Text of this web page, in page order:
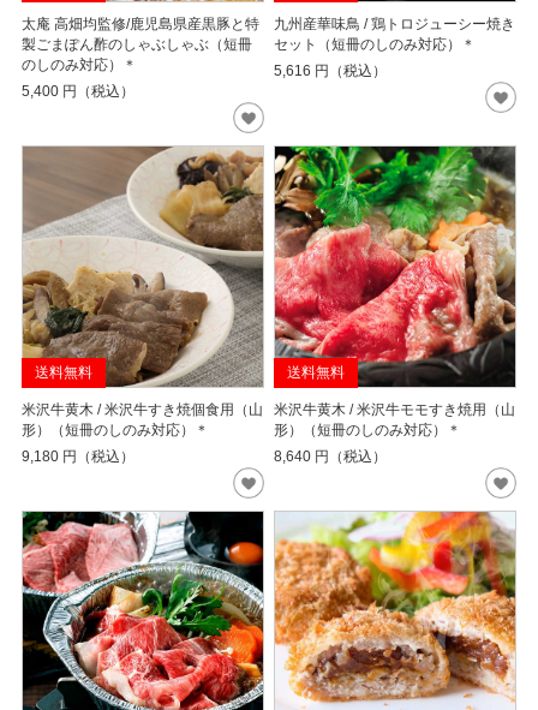
太庵 高畑均監修/鹿児島県産黒豚と特
製ごまぽん酢のしゃぶしゃぶ（短冊
のしのみ対応）＊
5,400 円（税込）
九州産華味鳥 / 鶏トロジューシー焼き
セット（短冊のしのみ対応）＊
5,616 円（税込）
送料無料
米沢牛黄木 / 米沢牛すき焼個食用（山
形）（短冊のしのみ対応）＊
9,180 円（税込）
送料無料
米沢牛黄木 / 米沢牛モモすき焼用（山
形）（短冊のしのみ対応）＊
8,640 円（税込）